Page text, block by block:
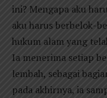
ini? Mengapa aku
aku harus berbelok-
hukum alam yang
Ia menerima setiap
lembah, sebagai
pada akhirnya, ia